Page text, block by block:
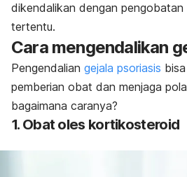
dikendalikan dengan pengobatan
tertentu.
Cara mengendalikan
Pengendalian gejala psoriasis
pemberian obat dan menjaga
bagaimana caranya?
1. Obat oles kortikosteroid